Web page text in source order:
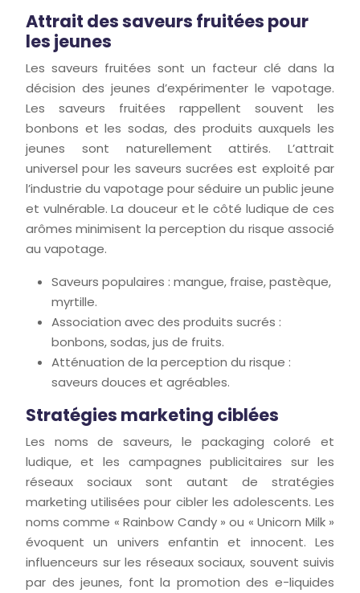
Attrait des saveurs fruitées pour
les jeunes
Les saveurs fruitées sont un facteur clé dans la
décision des jeunes d’expérimenter le vapotage.
Les saveurs fruitées rappellent souvent les
bonbons et les sodas, des produits auxquels les
jeunes sont naturellement attirés. L’attrait
universel pour les saveurs sucrées est exploité par
l’industrie du vapotage pour séduire un public jeune
et vulnérable. La douceur et le côté ludique de ces
arômes minimisent la perception du risque associé
au vapotage.
Saveurs populaires : mangue, fraise, pastèque,
myrtille.
Association avec des produits sucrés :
bonbons, sodas, jus de fruits.
Atténuation de la perception du risque :
saveurs douces et agréables.
Stratégies marketing ciblées
Les noms de saveurs, le packaging coloré et
ludique, et les campagnes publicitaires sur les
réseaux sociaux sont autant de stratégies
marketing utilisées pour cibler les adolescents. Les
noms comme « Rainbow Candy » ou « Unicorn Milk »
évoquent un univers enfantin et innocent. Les
influenceurs sur les réseaux sociaux, souvent suivis
par des jeunes, font la promotion des e-liquides